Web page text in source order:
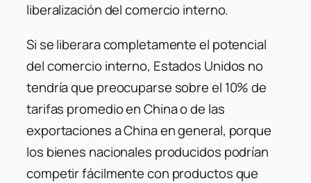
liberalización del comercio interno.
Si se liberara completamente el potencial
del comercio interno, Estados Unidos no
tendría que preocuparse sobre el 10% de
tarifas promedio en China o de las
exportaciones a China en general, porque
los bienes nacionales producidos podrían
competir fácilmente con productos que